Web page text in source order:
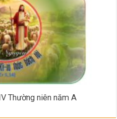
Thường niên năm A